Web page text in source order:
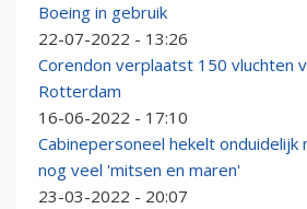
Boeing in gebruik
22-07-2022 - 13:26
Corendon verplaatst 150 vluchten
Rotterdam
16-06-2022 - 17:10
Cabinepersoneel hekelt onduidelijk
nog veel 'mitsen en maren'
23-03-2022 - 20:07